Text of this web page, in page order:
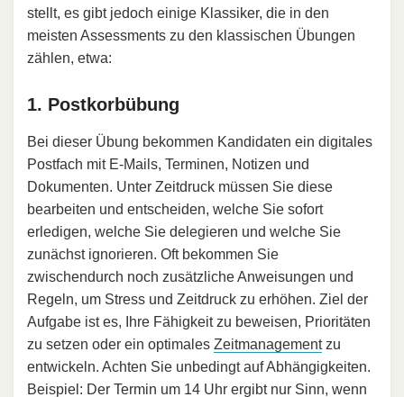
stellt, es gibt jedoch einige Klassiker, die in den
meisten Assessments zu den klassischen Übungen
zählen, etwa:
1. Postkorbübung
Bei dieser Übung bekommen Kandidaten ein digitales
Postfach mit E-Mails, Terminen, Notizen und
Dokumenten. Unter Zeitdruck müssen Sie diese
bearbeiten und entscheiden, welche Sie sofort
erledigen, welche Sie delegieren und welche Sie
zunächst ignorieren. Oft bekommen Sie
zwischendurch noch zusätzliche Anweisungen und
Regeln, um Stress und Zeitdruck zu erhöhen. Ziel der
Aufgabe ist es, Ihre Fähigkeit zu beweisen, Prioritäten
zu setzen oder ein optimales Zeitmanagementzu
entwickeln. Achten Sie unbedingt auf Abhängigkeiten.
Beispiel: Der Termin um 14 Uhr ergibt nur Sinn, wenn